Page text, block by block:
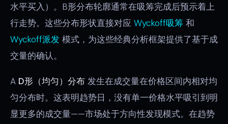
水平买入）。B形分布轮廓通常在吸筹完成后预示着上
行走势。这些分布形状直接对应 Wyckoff吸筹 和
Wyckoff派发 模式，为这些经典分析框架提供了基于成
交量的确认。
A D形（均匀）分布 发生在成交量在价格区间内相对均
匀分布时。这表明趋势日，没有单一价格水平吸引到明
显更多的成交量——市场处于方向性发现模式。在趋势